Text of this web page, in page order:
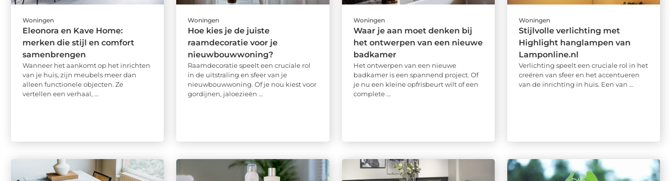
Woningen
Eleonora en Kave Home:
merken die stijl en comfort
samenbrengen
Wanneer het aankomt op het inrichten
van je huis, zijn meubels meer dan
alleen functionele objecten. Ze
vertellen een verhaal, ...
Woningen
Hoe kies je de juiste
raamdecoratie voor je
nieuwbouwwoning?
Raamdecoratie speelt een cruciale rol
in de uitstraling en sfeer van je
nieuwbouwwoning. Of je nou kiest voor
gordijnen, jaloezieën ...
Woningen
Waar je aan moet denken bij
het ontwerpen van een nieuwe
badkamer
Het ontwerpen van een nieuwe
badkamer is een spannend project. Of
je nu een kleine opfrisbeurt wilt of een
complete ...
Woningen
Stijlvolle verlichting met
Highlight hanglampen van
Lamponline.nl
Verlichting speelt een cruciale rol in het
creëren van sfeer en het accentueren
van de inrichting in huis. Een van ...